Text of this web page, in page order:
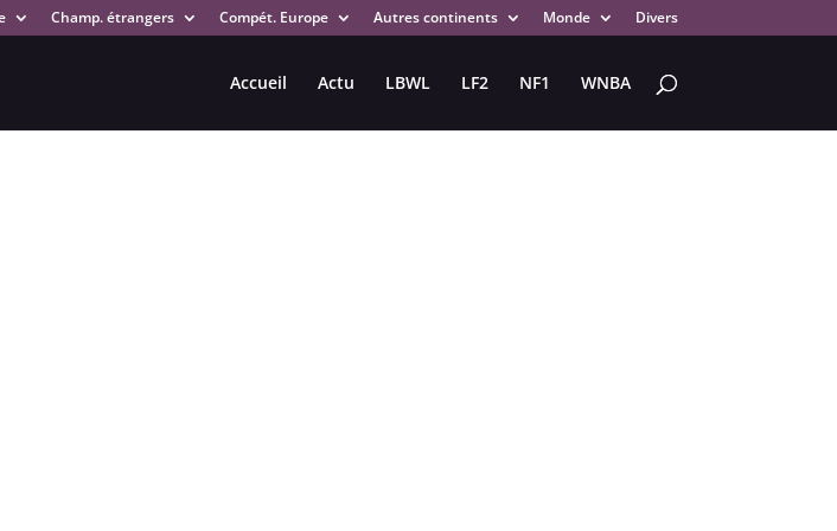
Champ. étrangers Compét. Europe Autres continents Monde Divers
Accueil Actu LBWL LF2 NF1 WNBA